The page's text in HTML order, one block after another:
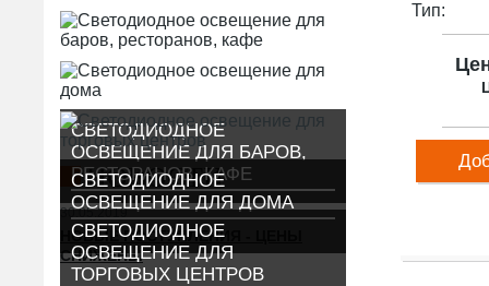
СВЕТОДИОДНОЕ
ОСВЕЩЕНИЕ ДЛЯ БАРОВ,
РЕСТОРАНОВ, КАФЕ
СВЕТОДИОДНОЕ
ОСВЕЩЕНИЕ ДЛЯ ДОМА
СВЕТОДИОДНОЕ
ОСВЕЩЕНИЕ ДЛЯ
ТОРГОВЫХ ЦЕНТРОВ
НОВОСТИ
30.05.2019
НОВЫЕ ПОСТУПЛЕНИЯ - ЦЕНЫ
СНИЖЕНЫ
Тип: